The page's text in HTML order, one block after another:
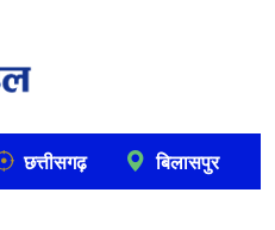
छत्तीसगढ़ बिलासपुर